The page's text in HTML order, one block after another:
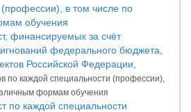
(профессии), в том числе по
обучения
финансируемых за счёт
федерального бюджета,
Российской Федерации,
по каждой специальности (профессии),
формам обучения
по каждой специальности